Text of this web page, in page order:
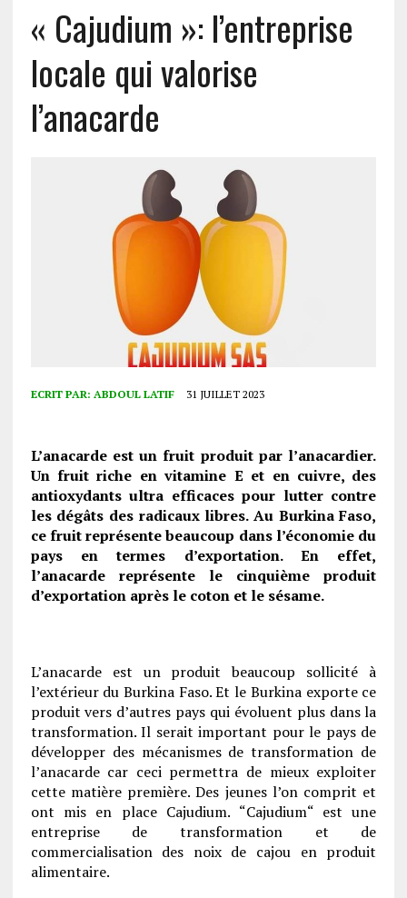
« Cajudium »: l’entreprise
locale qui valorise
l’anacarde
ECRIT PAR: ABDOUL LATIF 31 JUILLET 2023
L’anacarde est un fruit produit par l’anacardier.
Un fruit riche en vitamine E et en cuivre, des
antioxydants ultra efficaces pour lutter contre
les dégâts des radicaux libres. Au Burkina Faso,
ce fruit représente beaucoup dans l’économie du
pays en termes d’exportation. En effet,
l’anacarde représente le cinquième produit
d’exportation après le coton et le sésame.
L’anacarde est un produit beaucoup sollicité à
l’extérieur du Burkina Faso. Et le Burkina exporte ce
produit vers d’autres pays qui évoluent plus dans la
transformation. Il serait important pour le pays de
développer des mécanismes de transformation de
l’anacarde car ceci permettra de mieux exploiter
cette matière première. Des jeunes l’on comprit et
ont mis en place Cajudium. “Cajudium“ est une
entreprise de transformation et de
commercialisation des noix de cajou en produit
alimentaire.